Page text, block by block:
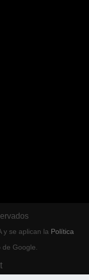
y se aplican la Política
de Google.